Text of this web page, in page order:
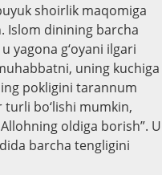
shoirlik maqomiga
Islom dinining barcha
yagona g‘oyani ilgari
uning kuchiga
pokligini tarannum
turli bo‘lishi mumkin,
oldiga borish”. U
barcha tengligini